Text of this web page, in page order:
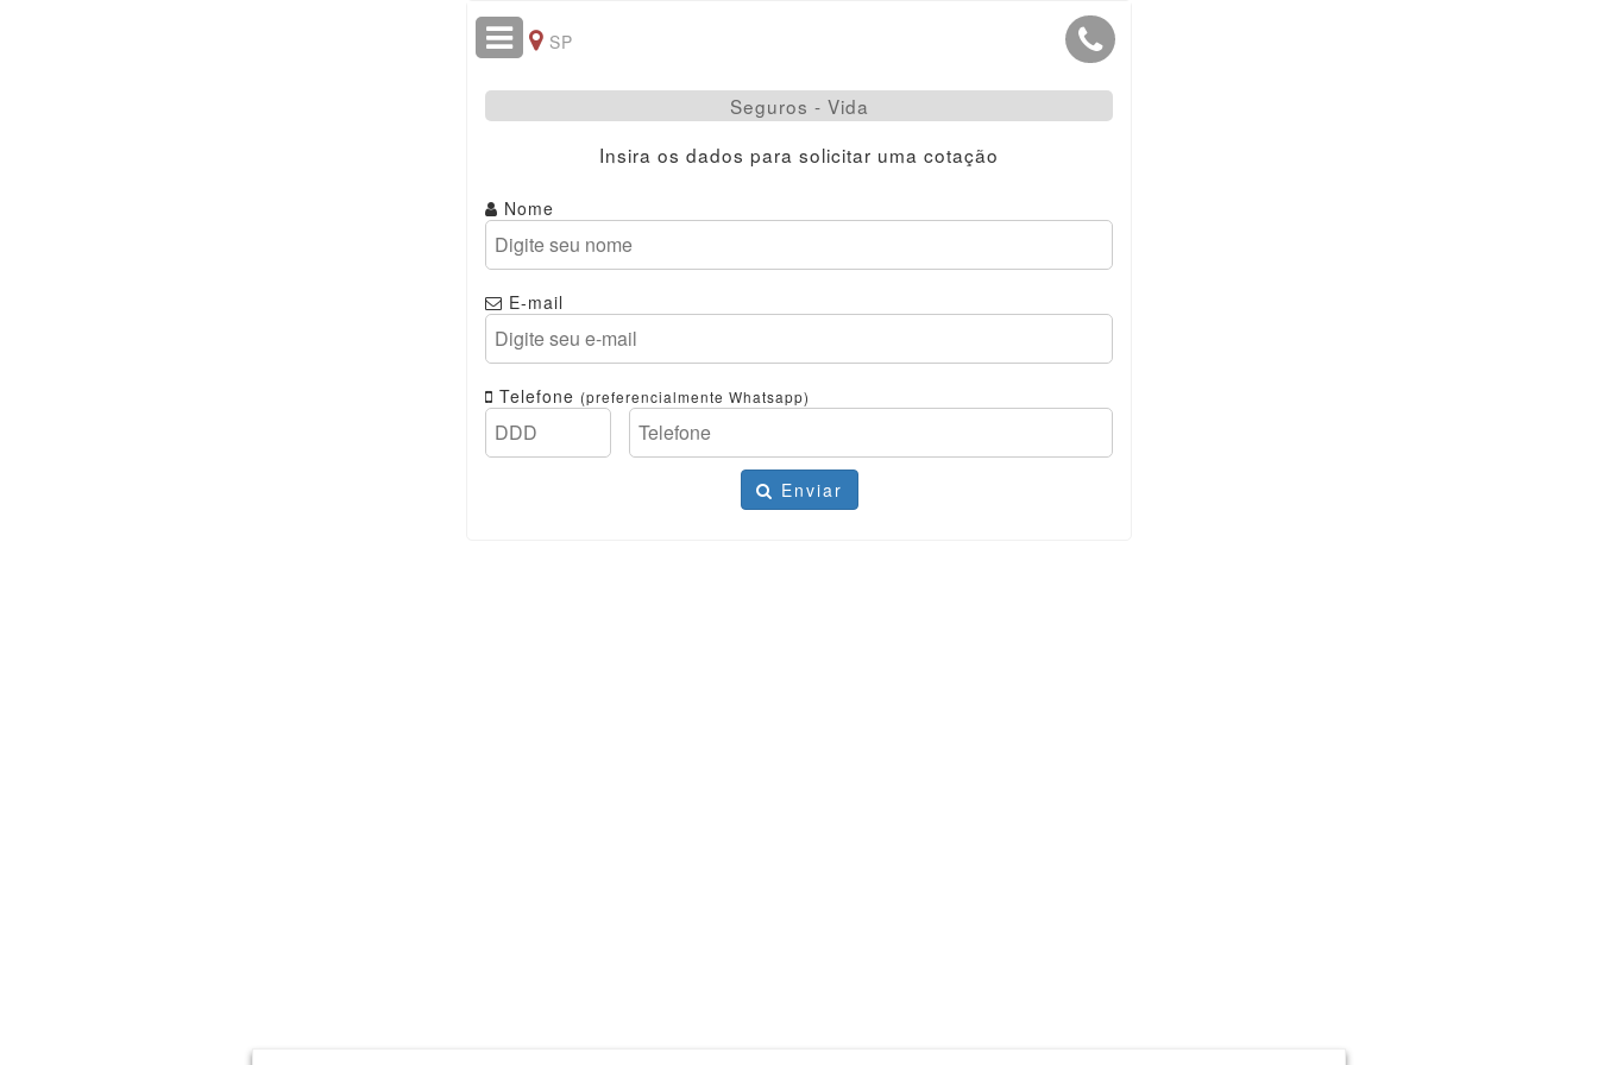
SP
Seguros - Vida
Insira os dados para solicitar uma cotação
Nome
E-mail
Telefone (preferencialmente Whatsapp)
Enviar